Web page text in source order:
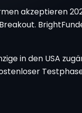
akzeptieren
in den USA